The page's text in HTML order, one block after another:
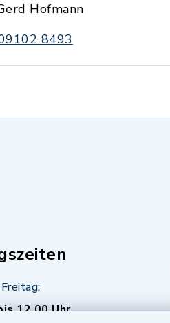
Hofmann
8493
12.00 Uhr